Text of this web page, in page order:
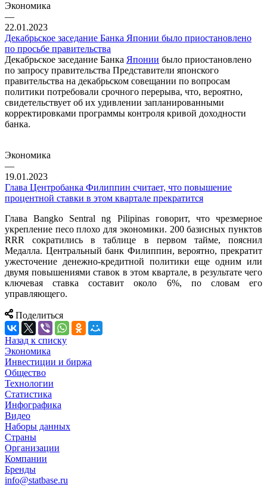
Экономика
—
22.01.2023
Декабрьское заседание Банка Японии было приостановлено
по просьбе правительства
Декабрьское заседание Банка Японии было приостановлено
по запросу правительства Представители японского
правительства на декабрьском совещании по вопросам
политики потребовали срочного перерыва, что, вероятно,
свидетельствует об их удивлении запланированными
корректировками программы контроля кривой доходности
банка.
Экономика
—
19.01.2023
Глава Центробанка Филиппин считает, что повышение
процентной ставки в этом квартале прекратится
Глава Bangko Sentral ng Pilipinas говорит, что чрезмерное
укрепление песо плохо для экономики. 200 базисных пунктов
RRR сократились в таблице в первом тайме, пояснил
Медалла. Центральный банк Филиппин, вероятно, прекратит
ужесточение денежно-кредитной политики еще одним или
двумя повышениями ставок в этом квартале, в результате чего
ключевая ставка составит около 6%, по словам его
управляющего.
Поделиться
Назад к списку
Экономика
Инвестиции и биржа
Общество
Технологии
Cтатистика
Инфографика
Видео
Наборы данных
Страны
Организации
Компании
Бренды
info@statbase.ru